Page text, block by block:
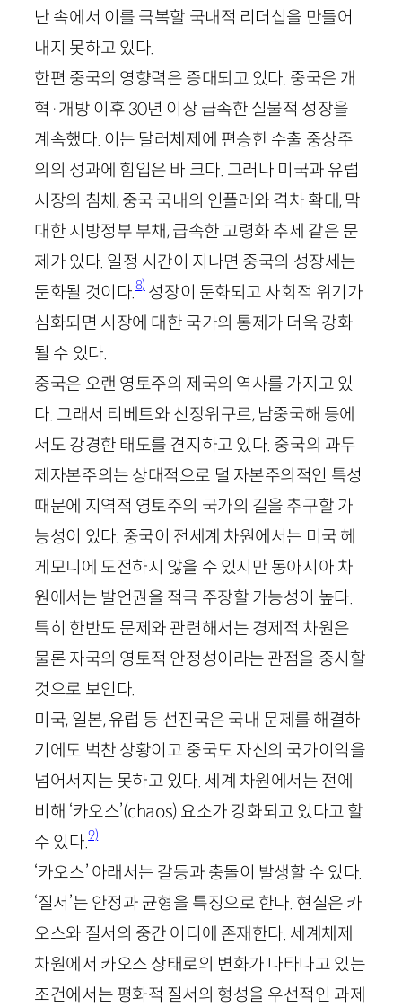
난 속에서 이를 극복할 국내적 리더십을 만들어
내지 못하고 있다.
한편 중국의 영향력은 증대되고 있다. 중국은 개
혁·개방 이후 30년 이상 급속한 실물적 성장을
계속했다. 이는 달러체제에 편승한 수출 중상주
의의 성과에 힘입은 바 크다. 그러나 미국과 유럽
시장의 침체, 중국 국내의 인플레와 격차 확대, 막
대한 지방정부 부채, 급속한 고령화 추세 같은 문
제가 있다. 일정 시간이 지나면 중국의 성장세는
둔화될 것이다.8)성장이 둔화되고 사회적 위기가
심화되면 시장에 대한 국가의 통제가 더욱 강화
될 수 있다.
중국은 오랜 영토주의 제국의 역사를 가지고 있
다. 그래서 티베트와 신장위구르, 남중국해 등에
서도 강경한 태도를 견지하고 있다. 중국의 과두
제자본주의는 상대적으로 덜 자본주의적인 특성
때문에 지역적 영토주의 국가의 길을 추구할 가
능성이 있다. 중국이 전세계 차원에서는 미국 헤
게모니에 도전하지 않을 수 있지만 동아시아 차
원에서는 발언권을 적극 주장할 가능성이 높다.
특히 한반도 문제와 관련해서는 경제적 차원은
물론 자국의 영토적 안정성이라는 관점을 중시할
것으로 보인다.
미국, 일본, 유럽 등 선진국은 국내 문제를 해결하
기에도 벅찬 상황이고 중국도 자신의 국가이익을
넘어서지는 못하고 있다. 세계 차원에서는 전에
비해 ‘카오스’(chaos) 요소가 강화되고 있다고 할
수 있다.9)
‘카오스’ 아래서는 갈등과 충돌이 발생할 수 있다.
‘질서’는 안정과 균형을 특징으로 한다. 현실은 카
오스와 질서의 중간 어디에 존재한다. 세계체제
차원에서 카오스 상태로의 변화가 나타나고 있는
조건에서는 평화적 질서의 형성을 우선적인 과제